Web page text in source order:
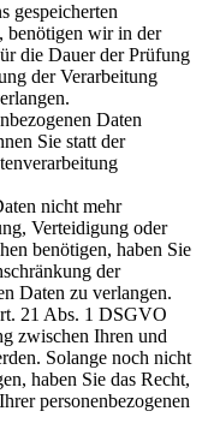
gespeicherten
benötigen wir in der
die Dauer der Prüfung
der Verarbeitung
Daten
Sie statt der
nicht mehr
Verteidigung oder
benötigen, haben Sie
der
Daten zu verlangen.
21 Abs. 1 DSGVO
zwischen Ihren und
Solange noch nicht
haben Sie das Recht,
personenbezogenen